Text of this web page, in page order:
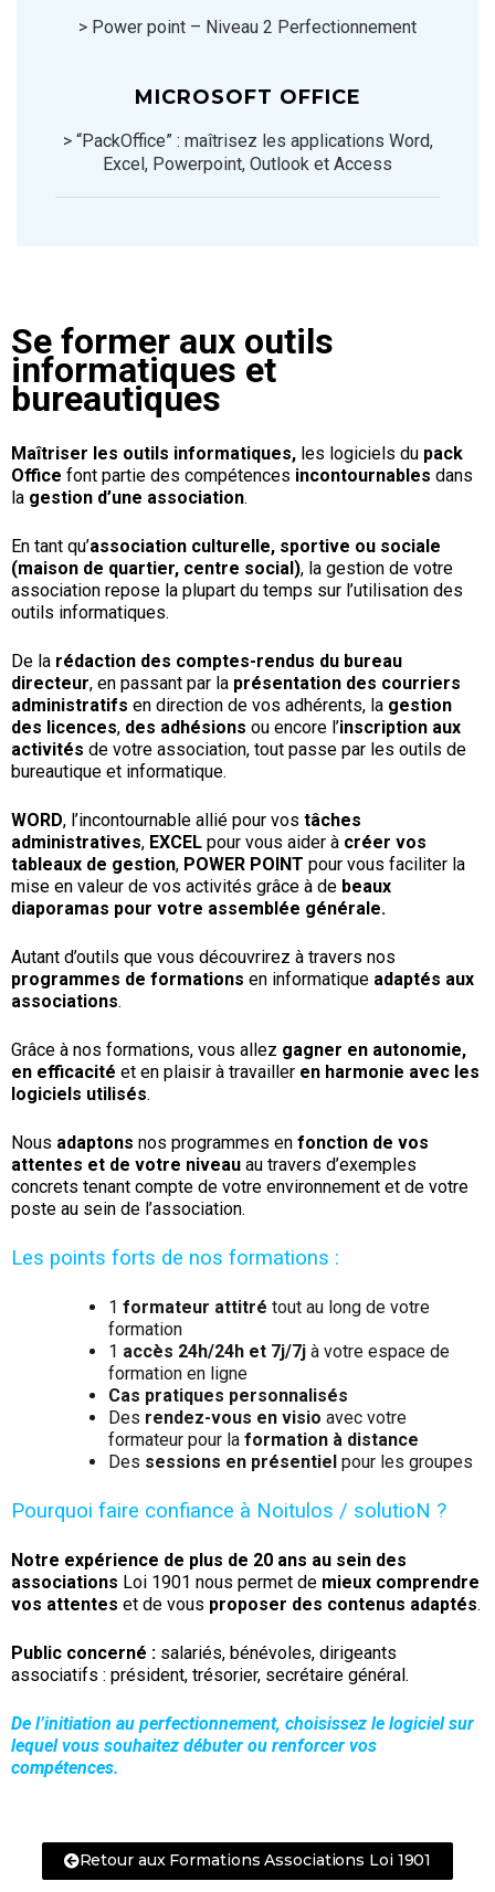
> Power point – Niveau 2 Perfectionnement
MICROSOFT OFFICE
> “PackOffice” : maîtrisez les applications Word,
Excel, Powerpoint, Outlook et Access
Se former aux outils
informatiques et
bureautiques
Maîtriser les outils informatiques, les logiciels du pack
Office font partie des compétences incontournables dans
la gestion d’une association.
En tant qu’association culturelle, sportive ou sociale
(maison de quartier, centre social), la gestion de votre
association repose la plupart du temps sur l’utilisation des
outils informatiques.
De la rédaction des comptes-rendus du bureau
directeur, en passant par la présentation des courriers
administratifs en direction de vos adhérents, la gestion
des licences, des adhésions ou encore l’inscription aux
activités de votre association, tout passe par les outils de
bureautique et informatique.
WORD, l’incontournable allié pour vos tâches
administratives, EXCEL pour vous aider à créer vos
tableaux de gestion, POWER POINT pour vous faciliter la
mise en valeur de vos activités grâce à de beaux
diaporamas pour votre assemblée générale.
Autant d’outils que vous découvrirez à travers nos
programmes de formations en informatique adaptés aux
associations.
Grâce à nos formations, vous allez gagner en autonomie,
en efficacité et en plaisir à travailler en harmonie avec les
logiciels utilisés.
Nous adaptons nos programmes en fonction de vos
attentes et de votre niveau au travers d’exemples
concrets tenant compte de votre environnement et de votre
poste au sein de l’association.
Les points forts de nos formations :
1 formateur attitré tout au long de votre
formation
1 accès 24h/24h et 7j/7j à votre espace de
formation en ligne
Cas pratiques personnalisés
Des rendez-vous en visio avec votre
formateur pour la formation à distance
Des sessions en présentiel pour les groupes
Pourquoi faire confiance à Noitulos / solutioN ?
Notre expérience de plus de 20 ans au sein des
associations Loi 1901 nous permet de mieux comprendre
vos attentes et de vous proposer des contenus adaptés.
Public concerné : salariés, bénévoles, dirigeants
associatifs : président, trésorier, secrétaire général.
De l’initiation au perfectionnement, choisissez le logiciel sur
lequel vous souhaitez débuter ou renforcer vos
compétences.
Retour aux Formations Associations Loi 1901